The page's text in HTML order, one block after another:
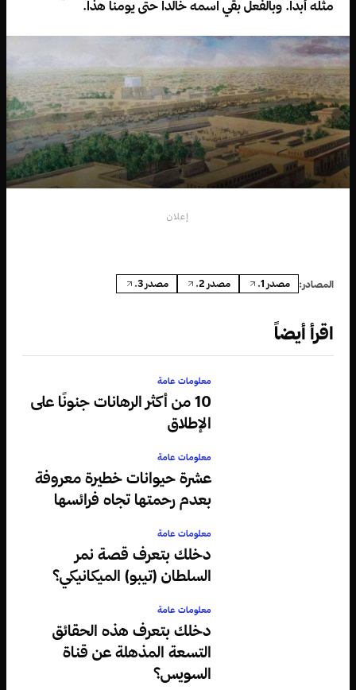
مثله أبداً. وبالفعل بقي اسمه خالداً حتى يومنا هذا.
إعلان
المصادر: مصدر 1. مصدر 2. مصدر 3.
اقرأ أيضاً
معلومات عامة
10 من أكثر الرهانات جنونًا على
الإطلاق
معلومات عامة
عشرة حيوانات خطيرة معروفة
بعدم رحمتها تجاه فرائسها
معلومات عامة
دخلك بتعرف قصة نمر
السلطان (تيبو) الميكانيكي؟
معلومات عامة
دخلك بتعرف هذه الحقائق
التسعة المذهلة عن قناة
السويس؟